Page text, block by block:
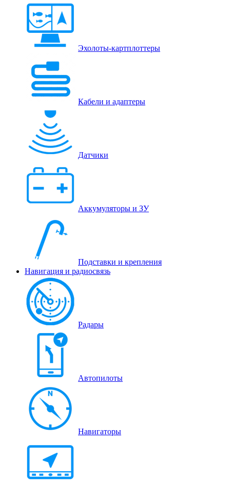
Эхолоты-картплоттеры
Кабели и адаптеры
Датчики
Аккумуляторы и ЗУ
Подставки и крепления
Навигация и радиосвязь
Радары
Автопилоты
Навигаторы